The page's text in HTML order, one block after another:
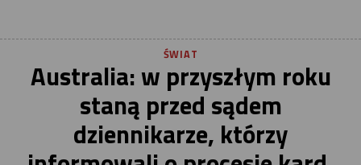
ŚWIAT
Australia: w przyszłym roku
staną przed sądem
dziennikarze, którzy